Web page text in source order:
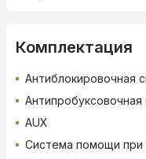
Комплектация
Антиблокировочная
Антипробуксовочная
AUX
Система помощи при